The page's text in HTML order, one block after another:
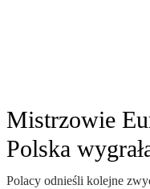
Mistrzowie
Polska
Polacy odnieśli kolejne